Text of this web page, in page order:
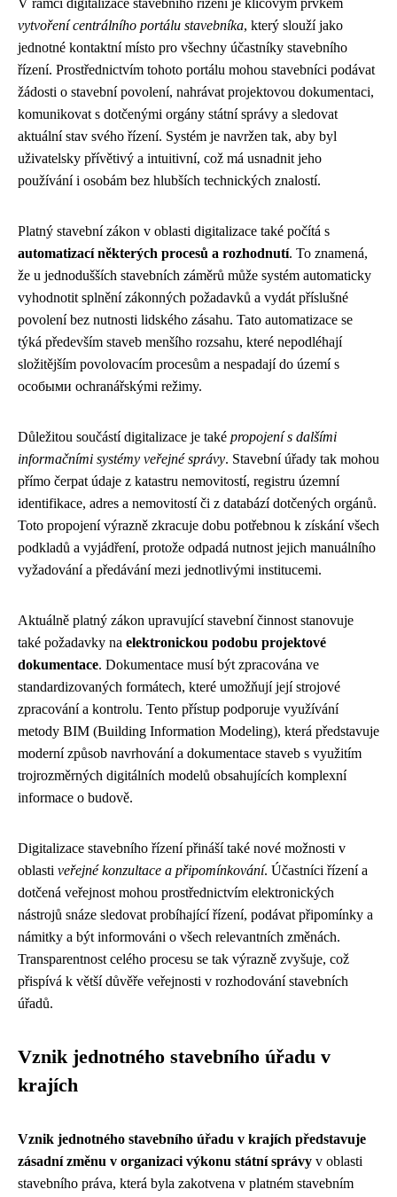
V rámci digitalizace stavebního řízení je klíčovým prvkem
vytvoření centrálního portálu stavebníka, který slouží jako
jednotné kontaktní místo pro všechny účastníky stavebního
řízení. Prostřednictvím tohoto portálu mohou stavebníci podávat
žádosti o stavební povolení, nahrávat projektovou dokumentaci,
komunikovat s dotčenými orgány státní správy a sledovat
aktuální stav svého řízení. Systém je navržen tak, aby byl
uživatelsky přívětivý a intuitivní, což má usnadnit jeho
používání i osobám bez hlubších technických znalostí.
Platný stavební zákon v oblasti digitalizace také počítá s
automatizací některých procesů a rozhodnutí. To znamená,
že u jednodušších stavebních záměrů může systém automaticky
vyhodnotit splnění zákonných požadavků a vydát příslušné
povolení bez nutnosti lidského zásahu. Tato automatizace se
týká především staveb menšího rozsahu, které nepodléhají
složitějším povolovacím procesům a nespadají do území s
особыми ochranářskými režimy.
Důležitou součástí digitalizace je také propojení s dalšími
informačními systémy veřejné správy. Stavební úřady tak mohou
přímo čerpat údaje z katastru nemovitostí, registru územní
identifikace, adres a nemovitostí či z databází dotčených orgánů.
Toto propojení výrazně zkracuje dobu potřebnou k získání všech
podkladů a vyjádření, protože odpadá nutnost jejich manuálního
vyžadování a předávání mezi jednotlivými institucemi.
Aktuálně platný zákon upravující stavební činnost stanovuje
také požadavky na elektronickou podobu projektové
dokumentace. Dokumentace musí být zpracována ve
standardizovaných formátech, které umožňují její strojové
zpracování a kontrolu. Tento přístup podporuje využívání
metody BIM (Building Information Modeling), která představuje
moderní způsob navrhování a dokumentace staveb s využitím
trojrozměrných digitálních modelů obsahujících komplexní
informace o budově.
Digitalizace stavebního řízení přináší také nové možnosti v
oblasti veřejné konzultace a připomínkování. Účastníci řízení a
dotčená veřejnost mohou prostřednictvím elektronických
nástrojů snáze sledovat probíhající řízení, podávat připomínky a
námitky a být informováni o všech relevantních změnách.
Transparentnost celého procesu se tak výrazně zvyšuje, což
přispívá k větší důvěře veřejnosti v rozhodování stavebních
úřadů.
Vznik jednotného stavebního úřadu v
krajích
Vznik jednotného stavebního úřadu v krajích představuje
zásadní změnu v organizaci výkonu státní správy v oblasti
stavebního práva, která byla zakotvena v platném stavebním